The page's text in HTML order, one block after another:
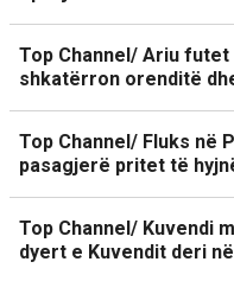
Top Channel/ Ariu
shkatërron orenditë
Top Channel/ Fluks në
pasagjerë pritet të
Top Channel/ Kuvendi
dyert e Kuvendit deri